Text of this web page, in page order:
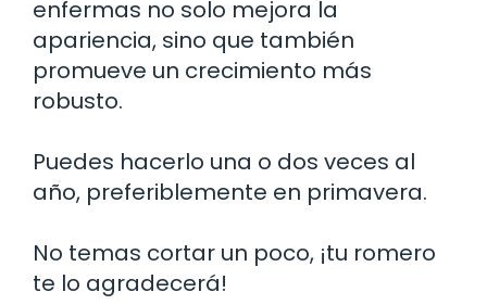
enfermas no solo mejora la
apariencia, sino que también
promueve un crecimiento más
robusto.
Puedes hacerlo una o dos veces al
año, preferiblemente en primavera.
No temas cortar un poco, ¡tu romero
te lo agradecerá!